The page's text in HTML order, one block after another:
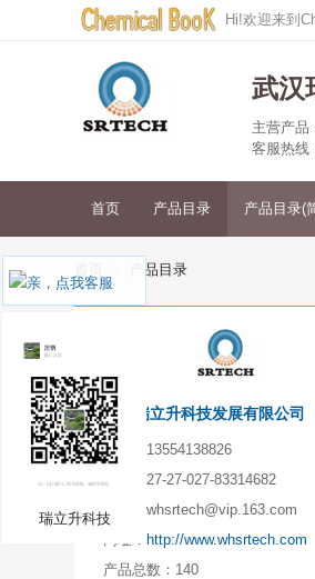
Hi!欢迎来到
武汉
主营产品
客服热线
首页 产品目录 产品目录(
产品目录
武汉瑞立升科技发展有限公司
手机： 13554138826
电话： 27-27-027-83314682
邮箱： whsrtech@vip.163.com
网址： http://www.whsrtech.com
产品总数： 140
客服
瑞立升科技